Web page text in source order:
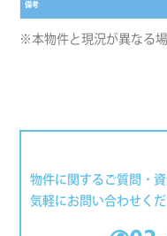
備考
※本物件と現況が異なる
物件に関するご質問・
気軽にお問い合わせくだ